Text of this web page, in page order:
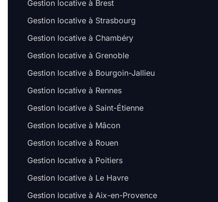
Gestion locative à Brest
Gestion locative à Strasbourg
Gestion locative à Chambéry
Gestion locative à Grenoble
Gestion locative à Bourgoin-Jallieu
Gestion locative à Rennes
Gestion locative à Saint-Étienne
Gestion locative à Mâcon
Gestion locative à Rouen
Gestion locative à Poitiers
Gestion locative à Le Havre
Gestion locative à Aix-en-Provence